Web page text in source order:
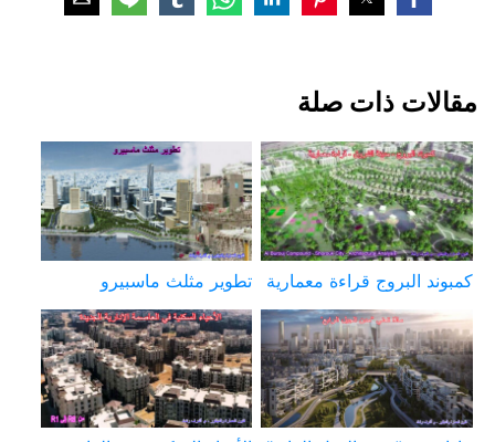
مقالات ذات صلة
كمبوند البروج قراءة معمارية تطوير مثلث ماسبيرو